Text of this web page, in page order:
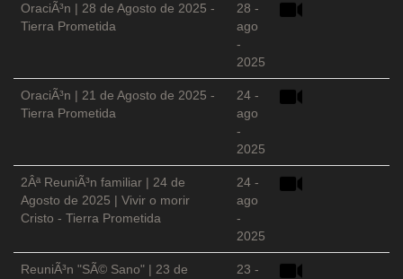
OraciÃ³n | 28 de Agosto de 2025 -
Tierra Prometida
28 -
ago
-
2025
OraciÃ³n | 21 de Agosto de 2025 -
Tierra Prometida
24 -
ago
-
2025
2Âª ReuniÃ³n familiar | 24 de
Agosto de 2025 | Vivir o morir
Cristo - Tierra Prometida
24 -
ago
-
2025
ReuniÃ³n "SÃ© Sano" | 23 de
23 -